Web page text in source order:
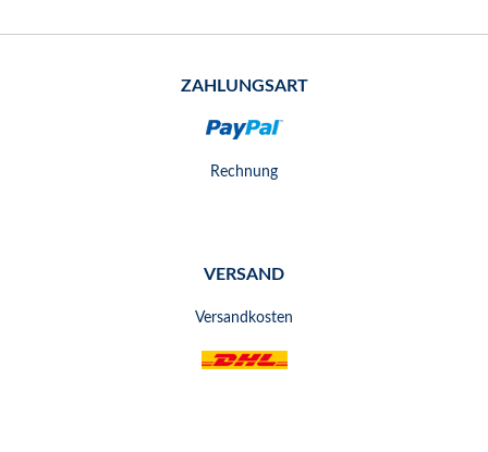
ZAHLUNGSART
Rechnung
VERSAND
Versandkosten